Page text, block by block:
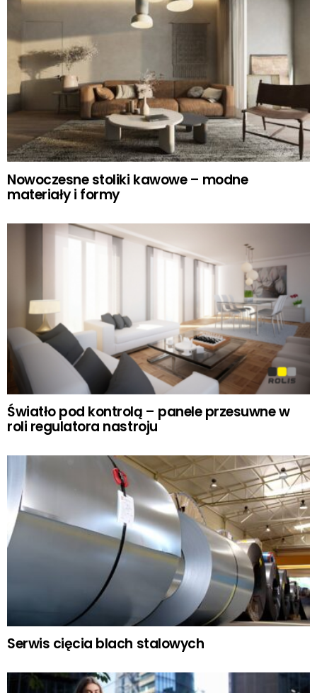
Nowoczesne stoliki kawowe – modne
materiały i formy
Światło pod kontrolą – panele przesuwne w
roli regulatora nastroju
Serwis cięcia blach stalowych